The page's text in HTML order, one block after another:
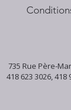
735 Rue Père-
418 623 3026,418